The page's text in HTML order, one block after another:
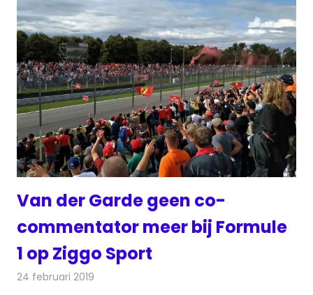
Van der Garde geen co-
commentator meer bij Formule
1 op Ziggo Sport
24 februari 2019